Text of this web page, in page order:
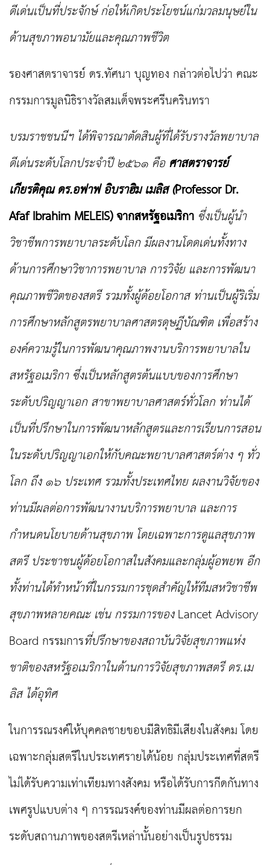
ดีเด่นเป็นที่ประจักษ์ ก่อให้เกิดประโยชน์แก่มวลมนุษย์ใน
ด้านสุขภาพอนามัยและคุณภาพชีวิต
รองศาสตราจารย์ ดร.ทัศนา บุญทอง กล่าวต่อไปว่า คณะ
กรรมการมูลนิธิรางวัลสมเด็จพระศรีนครินทรา
บรมราชชนนีฯ ได้พิจารณาตัดสินผู้ที่ได้รับรางวัลพยาบาล
ดีเด่นระดับโลกประจำปี ๒๕๖๑ คือศาสตราจารย์
เกียรติคุณดร.อฟาฟ อิบราฮิม เมลิส (Professor Dr.
Afaf Ibrahim MELEIS)จากสหรัฐอเมริกา ซึ่งเป็นผู้นำ
วิชาชีพการพยาบาลระดับโลก มีผลงานโดดเด่นทั้งทาง
ด้านการศึกษาวิชาการพยาบาล การวิจัย และการพัฒนา
คุณภาพชีวิตของสตรี รวมทั้งผู้ด้อยโอกาส ท่านเป็นผู้ริเริ่ม
การศึกษาหลักสูตรพยาบาลศาสตรดุษฏีบัณฑิต เพื่อสร้าง
องค์ความรู้ในการพัฒนาคุณภาพงานบริการพยาบาลใน
สหรัฐอเมริกา ซึ่งเป็นหลักสูตรต้นแบบของการศึกษา
ระดับปริญญาเอกสาขาพยาบาลศาสตร์ทั่วโลก ท่านได้
เป็นที่ปรึกษาในการพัฒนาหลักสูตรและการเรียนการสอน
ในระดับปริญญาเอกให้กับคณะพยาบาลศาสตร์ต่าง ๆ ทั่ว
โลก ถึง ๑๖ ประเทศ รวมทั้งประเทศไทย ผลงานวิจัยของ
ท่านมีผลต่อการพัฒนางานบริการพยาบาล และการ
กำหนดนโยบายด้านสุขภาพ โดยเฉพาะการดูแลสุขภาพ
สตรีประชาชนผู้ด้อยโอกาสในสังคมและกลุ่มผู้อพยพ อีก
ทั้งท่านได้ทำหน้าที่ในกรรมการชุดสำคัญให้ทีมสหวิชาชีพ
สุขภาพหลายคณะ เช่น กรรมการของLancet Advisory
Board กรรมการที่ปรึกษาของสถาบันวิจัยสุขภาพแห่ง
ชาติของสหรัฐอเมริกาในด้านการวิจัยสุขภาพสตรี ดร.เม
ลิส ได้อุทิศ
ในการรณรงค์ให้บุคคลชายขอบมีสิทธิมีเสียงในสังคม โดย
เฉพาะกลุ่มสตรีในประเทศรายได้น้อย กลุ่มประเทศที่สตรี
ไม่ได้รับความเท่าเทียมทางสังคม หรือได้รับการกีดกันทาง
เพศรูปแบบต่าง ๆ การรณรงค์ของท่านมีผลต่อการยก
ระดับสถานภาพของสตรีเหล่านั้นอย่างเป็นรูปธรรม